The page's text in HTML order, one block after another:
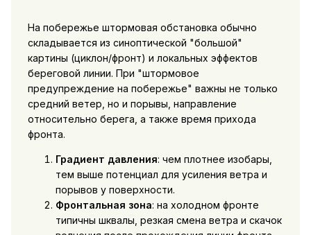
На побережье штормовая обстановка обычно
складывается из синоптической "большой"
картины (циклон/фронт) и локальных эффектов
береговой линии. При "штормовое
предупреждение на побережье" важны не только
средний ветер, но и порывы, направление
относительно берега, а также время прихода
фронта.
Градиент давления: чем плотнее изобары,
тем выше потенциал для усиления ветра и
порывов у поверхности.
Фронтальная зона: на холодном фронте
типичны шквалы, резкая смена ветра и скачок